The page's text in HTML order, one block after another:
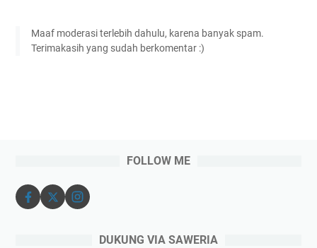
Maaf moderasi terlebih dahulu, karena banyak spam.
Terimakasih yang sudah berkomentar :)
FOLLOW ME
DUKUNG VIA SAWERIA